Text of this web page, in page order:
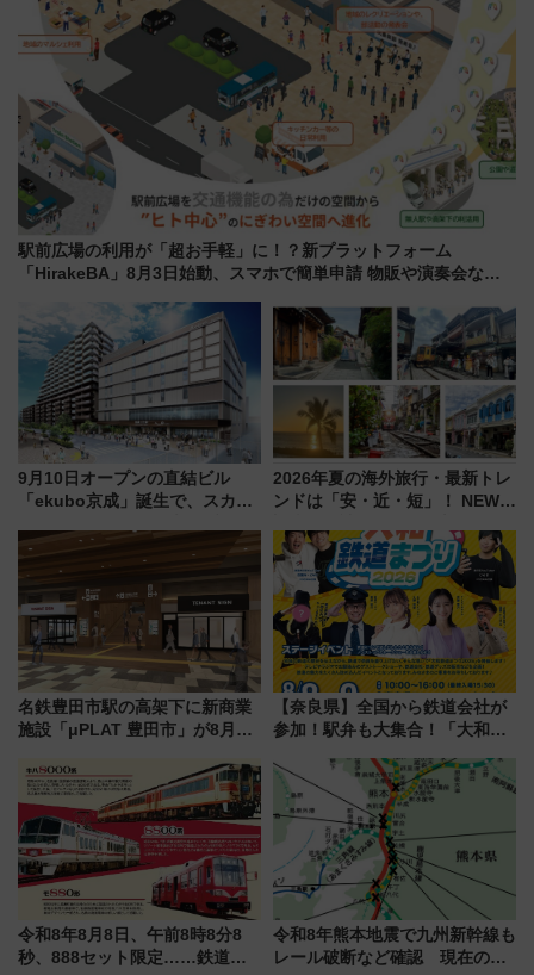
駅前広場の利用が「超お手軽」に！？新プラットフォーム
「HirakeBA」8月3日始動、スマホで簡単申請 物販や演奏会など
9月10日オープンの直結ビル
「ekubo京成」誕生で、スカイ
新鎌ヶ谷はどう変わる？ 全テナ
ント情報も公開！
2026年夏の海外旅行・最新トレ
ンドは「安・近・短」！ NEWT
渡航先TOP5とは？ 円安時代の
旅行術
名鉄豊田市駅の高架下に新商業
施設「μPLAT 豊田市」が8月26
たな玄関口へ
【奈良県】全国から鉄道会社が
参加！駅弁も大集合！「大和鉄
に開催決定
令和8年8月8日、午前8時8分8
秒、888セット限定……鉄道各
令和8年熊本地震で九州新幹線も
レール破断など確認 現在の運